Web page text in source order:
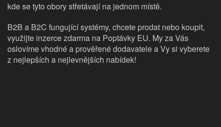
kde se tyto obory střetávají na jednom místě.
B2B a B2C fungující systémy, chcete prodat nebo koupit,
využijte inzerce zdarma na Poptávky EU. My za Vás
oslovíme vhodné a prověřené dodavatele a Vy si vyberete
z nejlepších a nejlevnějších nabídek!